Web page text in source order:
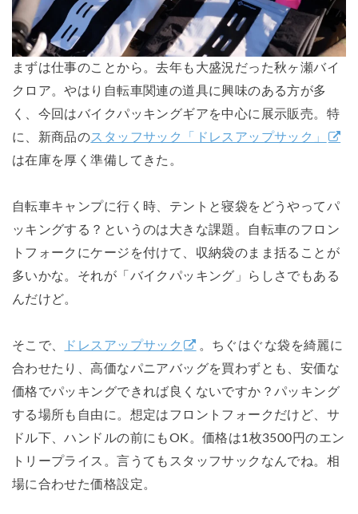
まずは仕事のことから。去年も大盛況だった秋ヶ瀬バイ
クロア。やはり自転車関連の道具に興味のある方が多
く、今回はバイクパッキングギアを中心に展示販売。特
に、新商品のスタッフサック「ドレスアップサック」
は在庫を厚く準備してきた。
自転車キャンプに行く時、テントと寝袋をどうやってパ
ッキングする？というのは大きな課題。自転車のフロン
トフォークにケージを付けて、収納袋のまま括ることが
多いかな。それが「バイクパッキング」らしさでもある
んだけど。
そこで、 ドレスアップサック
。ちぐはぐな袋を綺麗に
合わせたり、高価なパニアバッグを買わずとも、安価な
価格でパッキングできれば良くないですか？パッキング
する場所も自由に。想定はフロントフォークだけど、サ
ドル下、ハンドルの前にもOK。価格は1枚3500円のエン
トリープライス。言うてもスタッフサックなんでね。相
場に合わせた価格設定。